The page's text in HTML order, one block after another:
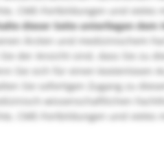
CME-Fortbildungen und vieles
dieser Seite unterliegen dem
Ärzten und medizinischem
der Ansicht sind, dass Sie zu
Sie sich für einen kostenlosen
Sie sofortigen Zugang zu
wissenschaftlichen
CME-Fortbildungen und vieles